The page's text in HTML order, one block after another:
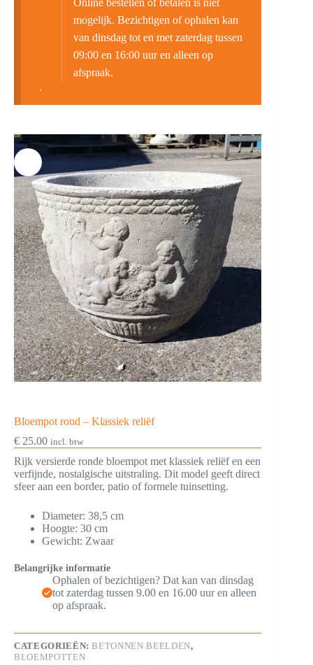
mogelijk. Bezichtigen of ophalen kan
van dinsdag tot en met zaterdag tussen
09:00 en 16:00 uur en alleen op
afspraak.
.
Bloempot rond – Klassiek reliëf
€ 25.00 incl. btw
Rijk versierde ronde bloempot met klassiek reliëf en een
verfijnde, nostalgische uitstraling. Dit model geeft direct
sfeer aan een border, patio of formele tuinsetting.
Diameter: 38,5 cm
Hoogte: 30 cm
Gewicht: Zwaar
Belangrijke informatie
Ophalen of bezichtigen? Dat kan van dinsdag
tot zaterdag tussen 9.00 en 16.00 uur en alleen
op afspraak.
CATEGORIEËN:BETONNEN BEELDEN,
BLOEMPOTTEN